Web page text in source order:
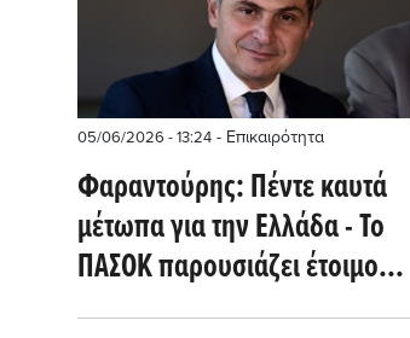
05/06/2026 - 13:24 - Επικαιρότητα
Φαραντούρης: Πέντε καυτά
μέτωπα για την Ελλάδα - Το
ΠΑΣΟΚ παρουσιάζει έτοιμο
κυβερνητικό σχέδιο